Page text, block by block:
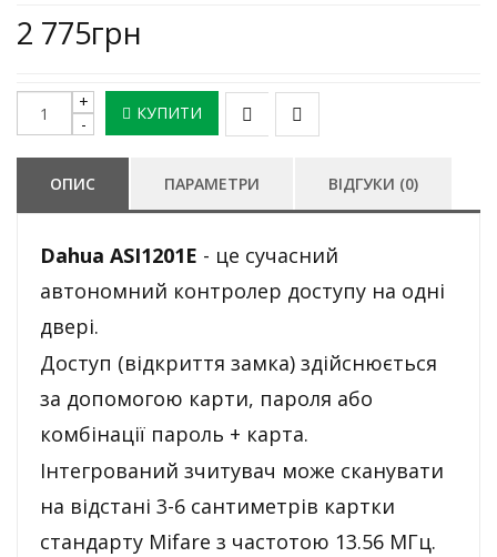
2 775грн
КУПИТИ
ОПИС ПАРАМЕТРИ ВІДГУКИ (0)
Dahua ASI1201E - це сучасний
автономний контролер доступу на одні
двері.
Доступ (відкриття замка) здійснюється
за допомогою карти, пароля або
комбінації пароль + карта.
Інтегрований зчитувач може сканувати
на відстані 3-6 сантиметрів картки
стандарту Mifare з частотою 13.56 МГц.